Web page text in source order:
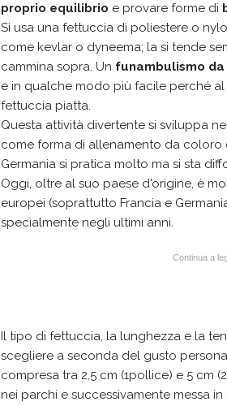
proprio equilibrio e provare forme di
Si usa una fettuccia di poliestere o
come kevlar o dyneema; la si tende
cammina sopra. Un funambulismo
e in qualche modo più facile perché
fettuccia piatta.
Questa attività divertente si sviluppa
come forma di allenamento da coloro
Germania si pratica molto ma si sta
Oggi, oltre al suo paese d'origine, è
europei (soprattutto Francia e
specialmente negli ultimi anni.
Continua a
Il tipo di fettuccia, la lunghezza e la
scegliere a seconda del gusto
compresa tra 2,5 cm (1pollice) e 5 cm
nei parchi e successivamente messa in